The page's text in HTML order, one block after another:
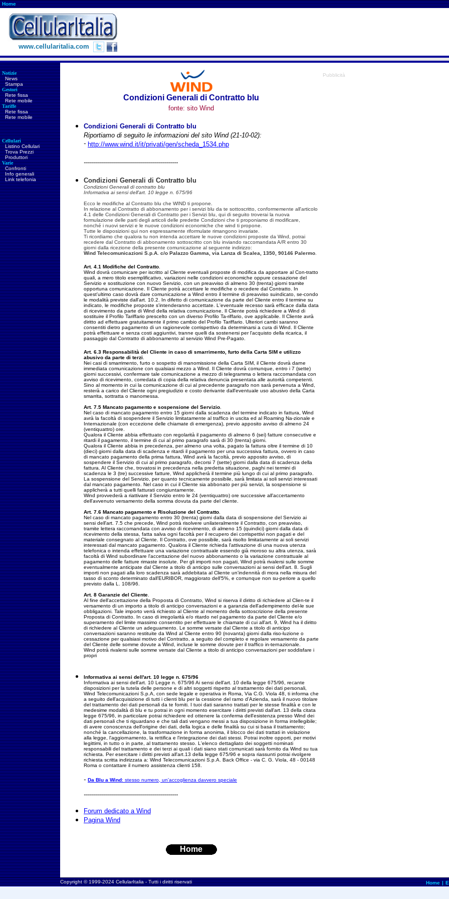
Home
www.cellularitalia.com
Notizie
News
Stampa
Gestori
Rete fissa
Rete mobile
Tariffe
Rete fissa
Rete mobile
Cellulari
Listino Cellulari
Trova Prezzi
Produttori
Varie
Confronti
Info generali
Link telefonia
Condizioni Generali di Contratto blu
fonte: sito Wind
Condizioni Generali di Contratto blu
Riportiamo di seguito le informazioni del sito Wind (21-10-02):
- http://www.wind.it/it/privati/gen/scheda_1534.php
-----------------------------------------------
Condizioni Generali di Contratto blu
Condizioni Generali di contratto blu
Informativa ai sensi dell'art. 10 legge n. 675/96
Ecco le modifiche al Contratto blu che WIND ti propone.
In relazione al Contratto di abbonamento per i servizi blu da te sottoscritto, conformemente all'articolo
4.1 delle Condizioni Generali di Contratto per i Servizi blu, qui di seguito troverai la nuova
formulazione delle parti degli articoli delle predette Condizioni che ti proponiamo di modificare,
nonché i nuovi servizi e le nuove condizioni economiche che wind ti propone.
Tutte le disposizioni qui non espressamente riformulate rimangono invariate.
Ti ricordiamo che qualora tu non intenda accettare le nuove condizioni proposte da Wind, potrai
recedere dal Contratto di abbonamento sottoscritto con blu inviando raccomandata A/R entro 30
giorni dalla ricezione della presente comunicazione al seguente indirizzo:
Wind Telecomunicazioni S.p.A. c/o Palazzo Gamma, via Lanza di Scalea, 1350, 90146 Palermo
Art. 4.1 Modifiche del Contratto
Wind dovrà comunicare per iscritto al Cliente eventuali proposte di modifica da apportare al Con-tratto
quali, a mero titolo esemplificativo, variazioni nelle condizioni economiche oppure cessazione del
Servizio e sostituzione con nuovo Servizio, con un preavviso di almeno 30 (trenta) giorni tramite
opportuna comunicazione. Il Cliente potrà accettare le modifiche o recedere dal Contratto. In
quest'ultimo caso dovrà dare comunicazione a Wind entro il termine di preavviso suindicato, se-condo
le modalità previste dall'art. 10.2. In difetto di comunicazione da parte del Cliente entro il termine su
indicato, le modifiche proposte s'intenderanno accettate. L'eventuale recesso sarà efficace dalla data
di ricevimento da parte di Wind della relativa comunicazione. Il Cliente potrà richiedere a Wind di
sostituire il Profilo Tariffario prescelto con un diverso Profilo Ta-riffario, ove applicabile. Il Cliente avrà
diritto ad effettuare gratuitamente il primo cambio del Profilo Tariffario. Ulteriori cambi saranno
consentiti dietro pagamento di un ragionevole corrispettivo da determinarsi a cura di Wind. Il Cliente
potrà effettuare e senza costi aggiuntivi, tranne quelli da sostenersi per l'acquisto della ricarica, il
passaggio dal Contratto di abbonamento al servizio Wind Pre-Pagato.
Art. 6.3 Responsabilità del Cliente in caso di smarrimento, furto della Carta SIM e utilizzo
abusivo da parte di terzi
Nei casi di smarrimento, furto o sospetto di manomissione della Carta SIM, il Cliente dovrà darne
immediata comunicazione con qualsiasi mezzo a Wind. Il Cliente dovrà comunque, entro i 7 (sette)
giorni successivi, confermare tale comunicazione a mezzo di telegramma o lettera raccomandata con
avviso di ricevimento, corredata di copia della relativa denuncia presentata alle autorità competenti.
Sino al momento in cui la comunicazione di cui al precedente paragrafo non sarà pervenuta a Wind,
resterà a carico del Cliente ogni pregiudizio e costo derivante dall'eventuale uso abusivo della Carta
smarrita, sottratta o manomessa.
Art. 7.5 Mancato pagamento e sospensione del Servizio
Nel caso di mancato pagamento entro 15 giorni dalla scadenza del termine indicato in fattura, Wind
avrà la facoltà di sospendere il Servizio limitatamente al traffico in uscita ed al Roaming Na-zionale e
Internazionale (con eccezione delle chiamate di emergenza), previo apposito avviso di almeno 24
(ventiquattro) ore.
Qualora il Cliente abbia effettuato con regolarità il pagamento di almeno 6 (sei) fatture consecutive e
ritardi il pagamento, il termine di cui al primo paragrafo sarà di 30 (trenta) giorni.
Qualora il Cliente abbia in precedenza, per almeno una volta, pagato la fattura oltre il termine di 10
(dieci) giorni dalla data di scadenza e ritardi il pagamento per una successiva fattura, ovvero in caso
di mancato pagamento della prima fattura, Wind avrà la facoltà, previo apposito avviso, di
sospendere il Servizio di cui al primo paragrafo, decorsi 7 (sette) giorni dalla data di scadenza della
fattura. Al Cliente che, trovatosi in precedenza nella predetta situazione, paghi nei termini di
scadenza le 3 (tre) successive fatture, Wind applicherà il termine più lungo di cui al primo paragrafo.
La sospensione del Servizio, per quanto tecnicamente possibile, sarà limitata ai soli servizi interessati
dal mancato pagamento. Nel caso in cui il Cliente sia abbonato per più servizi, la sospensione si
applicherà a tutti quelli fatturati congiuntamente.
Wind provvederà a riattivare il Servizio entro le 24 (ventiquattro) ore successive all'accertamento
dell'avvenuto versamento della somma dovuta da parte del cliente.
Art. 7.6 Mancato pagamento e Risoluzione del Contratto
Nel caso di mancato pagamento entro 30 (trenta) giorni dalla data di sospensione del Servizio ai
sensi dell'art. 7.5 che precede, Wind potrà risolvere unilateralmente il Contratto, con preavviso,
tramite lettera raccomandata con avviso di ricevimento, di almeno 15 (quindici) giorni dalla data di
ricevimento della stessa, fatta salva ogni facoltà per il recupero dei corrispettivi non pagati e del
materiale consegnato al Cliente. Il Contratto, ove possibile, sarà risolto limitatamente ai soli servizi
interessati dal mancato pagamento. Qualora il Cliente richieda l'attivazione di una nuova utenza
telefonica o intenda effettuare una variazione contrattuale essendo già moroso su altra utenza, sarà
facoltà di Wind subordinare l'accettazione del nuovo abbonamento o la variazione contrattuale al
pagamento delle fatture rimaste insolute. Per gli importi non pagati, Wind potrà rivalersi sulle somme
eventualmente anticipate dal Cliente a titolo di anticipo sulle conversazioni ai sensi dell'art. 8. Sugli
importi non pagati alla loro scadenza sarà addebitata al Cliente un'indennità di mora nella misura del
tasso di sconto determinato dall'EURIBOR, maggiorato dell'5%, e comunque non su-periore a quello
previsto dalla L. 108/96.
Art. 8 Garanzie del Cliente
Al fine dell'accettazione della Proposta di Contratto, Wind si riserva il diritto di richiedere al Clien-te il
versamento di un importo a titolo di anticipo conversazioni e a garanzia dell'adempimento del-le sue
obbligazioni. Tale importo verrà richiesto al Cliente al momento della sottoscrizione della presente
Proposta di Contratto. In caso di irregolarità e/o ritardo nel pagamento da parte del Cliente e/o
superamento del limite massimo consentito per effettuare le chiamate di cui all'art. 9, Wind ha il diritto
di richiedere al Cliente un adeguamento. Le somme versate dal Cliente a titolo di anticipo
conversazioni saranno restituite da Wind al Cliente entro 90 (novanta) giorni dalla riso-luzione o
cessazione per qualsiasi motivo del Contratto, a seguito del completo e regolare versamento da parte
del Cliente delle somme dovute a Wind, incluse le somme dovute per il traffico in-ternazionale.
Wind potrà rivalersi sulle somme versate dal Cliente a titolo di anticipo conversazioni per soddisfare i
propri
Informativa ai sensi dell'art. 10 legge n. 675/96
Informativa ai sensi dell'art. 10 Legge n. 675/96 Ai sensi dell'art. 10 della legge 675/96, recante
disposizioni per la tutela delle persone e di altri soggetti rispetto al trattamento dei dati personali,
Wind Telecomunicazioni S.p.A, con sede legale e operativa in Roma, Via C.G. Viola 48, ti informa che
a seguito dell'acquisizione di tutti i clienti blu per la cessione del ramo d'Azienda, sarà il nuovo titolare
del trattamento dei dati personali da te forniti. I tuoi dati saranno trattati per le stesse finalità e con le
medesime modalità di blu e tu potrai in ogni momento esercitare i diritti previsti dall'art. 13 della citata
legge 675/96, in particolare potrai richiedere ed ottenere la conferma dell'esistenza presso Wind dei
dati personali che ti riguardano e che tali dati vengano messi a tua disposizione in forma intellegibile;
di avere conoscenza dell'origine dei dati, della logica e delle finalità su cui si basa il trattamento;
nonché la cancellazione, la trasformazione in forma anonima, il blocco dei dati trattati in violazione
alla legge, l'aggiornamento, la rettifica e l'integrazione dei dati stessi. Potrai inoltre opporti, per motivi
legittimi, in tutto o in parte, al trattamento stesso. L'elenco dettagliato dei soggetti nominati
responsabili del trattamento e dei terzi ai quali i dati siano stati comunicati sarà fornito da Wind su tua
richiesta. Per esercitare i diritti previsti all'art.13 della legge 675/96 e sopra riassunti potrai rivolgere
richiesta scritta indirizzata a: Wind Telecomunicazioni S.p.A. Back Office - via C. G. Viola, 48 - 00148
Roma o contattare il numero assistenza clienti 158.
- Da Blu a Wind: stesso numero, un'accoglienza davvero speciale
-----------------------------------------------
Forum dedicato a Wind
Pagina Wind
Home
Pubblicità
Copyright © 1999-2024 CellularItalia - Tutti i diritti riservati Home |